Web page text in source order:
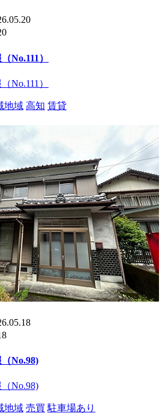
No.111）
No.111）
地域 高知 賃貸
No.98)
No.98)
地域 売買 駐車場あり